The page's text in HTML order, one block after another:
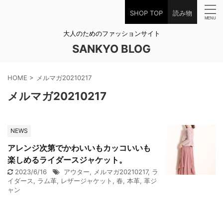
SHOP TOP 読み物
大人のためのファッションサイト
SANKYO BLOG
HOME > メルマガ20210217
メルマガ20210217
NEWS
アレンジ次第でかわいいもカッコいいも
楽しめるライダースジャケット。
2023/6/16 アウター, メルマガ20210217, ラ
イダース, ラム革, レザージャケット , 春, 本革, 革ジ
ャン